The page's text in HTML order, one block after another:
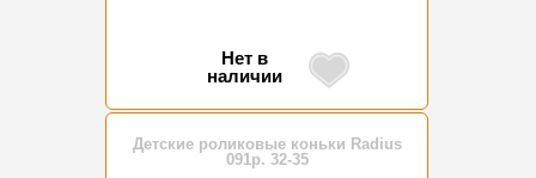
Нет в
наличии
Детские роликовые коньки Radius
091р. 32-35